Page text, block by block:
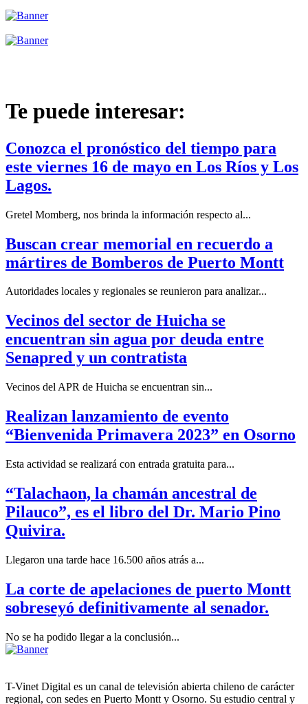
Te puede interesar:
Conozca el pronóstico del tiempo para
este viernes 16 de mayo en Los Ríos y Los
Lagos.
Gretel Momberg, nos brinda la información respecto al...
Buscan crear memorial en recuerdo a
mártires de Bomberos de Puerto Montt
Autoridades locales y regionales se reunieron para analizar...
Vecinos del sector de Huicha se
encuentran sin agua por deuda entre
Senapred y un contratista
Vecinos del APR de Huicha se encuentran sin...
Realizan lanzamiento de evento
“Bienvenida Primavera 2023” en Osorno
Esta actividad se realizará con entrada gratuita para...
“Talachaon, la chamán ancestral de
Pilauco”, es el libro del Dr. Mario Pino
Quivira.
Llegaron una tarde hace 16.500 años atrás a...
La corte de apelaciones de puerto Montt
sobreseyó definitivamente al senador.
No se ha podido llegar a la conclusión...
T-Vinet Digital es un canal de televisión abierta chileno de carácter
regional, con sedes en Puerto Montt y Osorno. Su estudio central y